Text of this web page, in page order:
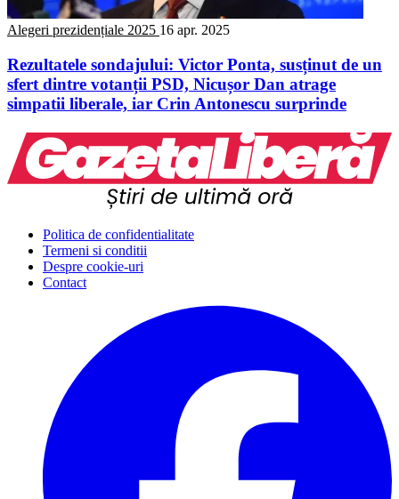
Alegeri prezidențiale 2025 16 apr. 2025
Rezultatele sondajului: Victor Ponta, susținut de un
sfert dintre votanții PSD, Nicușor Dan atrage
simpatii liberale, iar Crin Antonescu surprinde
Politica de confidentialitate
Termeni si conditii
Despre cookie-uri
Contact